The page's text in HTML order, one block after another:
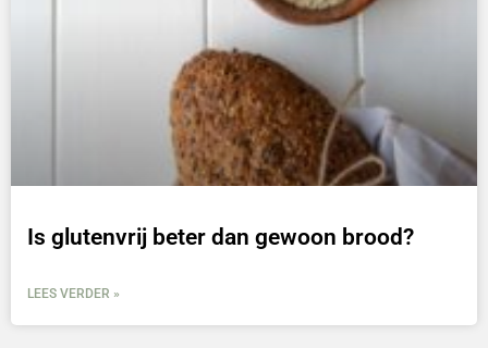
Is glutenvrij beter dan gewoon brood?
LEES VERDER »